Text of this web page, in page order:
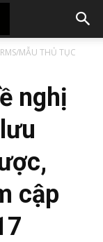
MẪU THỦ TỤC
nghị
cập